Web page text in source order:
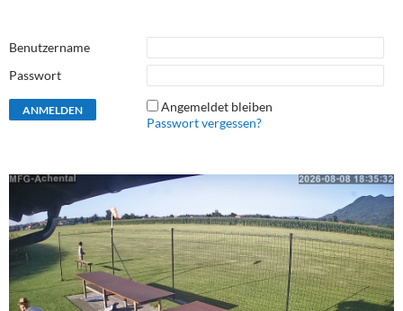
Benutzername
Passwort
Angemeldet bleiben
Passwort vergessen?